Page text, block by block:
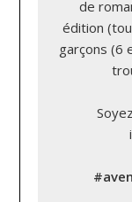
de
édition
garçons (6